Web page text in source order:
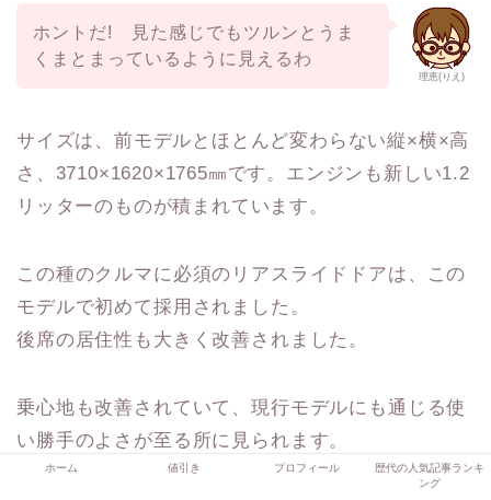
理恵(りえ)
ホントだ! 見た感じでもツルンとうま
くまとまっているように見えるわ
サイズは、前モデルとほとんど変わらない縦×横×高
さ、3710×1620×1765㎜です。エンジンも新しい1.2
リッターのものが積まれています。
この種のクルマに必須のリアスライドドアは、この
モデルで初めて採用されました。
後席の居住性も大きく改善されました。
乗心地も改善されていて、現行モデルにも通じる使
い勝手のよさが至る所に見られます。
スズキの良心が注がれたモデルで、それは販売にも
ホーム 値引き プロフィール
歴代の人気記事ランキ
ング